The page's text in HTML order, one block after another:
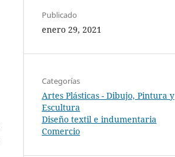
Publicado
enero 29, 2021
Categorías
Artes Plásticas - Dibujo, Pintura y
Escultura
Diseño textil e indumentaria
Comercio